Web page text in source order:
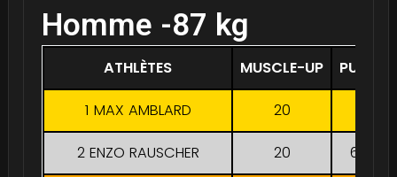
Homme -87 kg
ATHLÈTES MUSCLE-UP PULL-
1 MAX AMBLARD 20
2 ENZO RAUSCHER 20 66.25